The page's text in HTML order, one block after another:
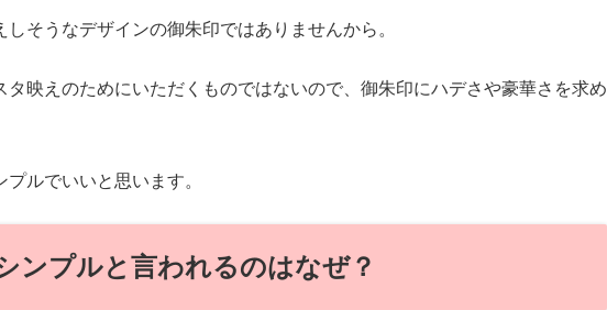
そうなデザインの御朱印ではありませんから。
タ映えのためにいただくものではないので、御朱印にハデさや豪華さを求め
ルでいいと思います。
ンプルと言われるのはなぜ？